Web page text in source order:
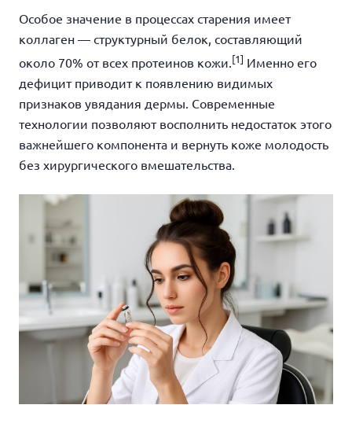
Особое значение в процессах старения имеет
коллаген — структурный белок, составляющий
около 70% от всех протеинов кожи. [1] Именно его
дефицит приводит к появлению видимых
признаков увядания дермы. Современные
технологии позволяют восполнить недостаток этого
важнейшего компонента и вернуть коже молодость
без хирургического вмешательства.